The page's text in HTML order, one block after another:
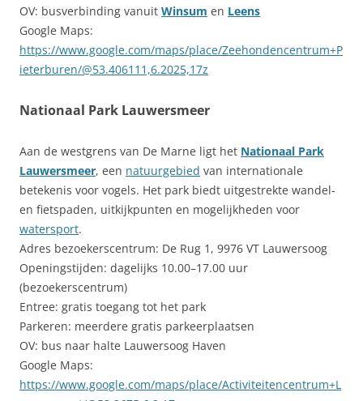
OV: busverbinding vanuit Winsum en Leens
Google Maps:
https://www.google.com/maps/place/Zeehondencentrum+P
ieterburen/@53.406111,6.2025,17z
Nationaal Park Lauwersmeer
Aan de westgrens van De Marne ligt het Nationaal Park
Lauwersmeer, een natuurgebied van internationale
betekenis voor vogels. Het park biedt uitgestrekte wandel-
en fietspaden, uitkijkpunten en mogelijkheden voor
watersport.
Adres bezoekerscentrum: De Rug 1, 9976 VT Lauwersoog
Openingstijden: dagelijks 10.00–17.00 uur
(bezoekerscentrum)
Entree: gratis toegang tot het park
Parkeren: meerdere gratis parkeerplaatsen
OV: bus naar halte Lauwersoog Haven
Google Maps:
https://www.google.com/maps/place/Activiteitencentrum+L